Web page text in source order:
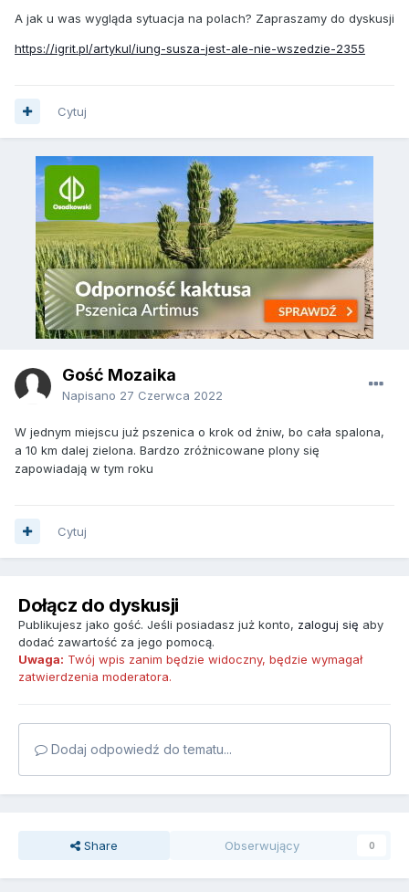
A jak u was wygląda sytuacja na polach? Zapraszamy do dyskusji
https://igrit.pl/artykul/iung-susza-jest-ale-nie-wszedzie-2355
Cytuj
Gość Mozaika
Napisano 27 Czerwca 2022
W jednym miejscu już pszenica o krok od żniw, bo cała spalona,
a 10 km dalej zielona. Bardzo zróżnicowane plony się
zapowiadają w tym roku
Cytuj
Dołącz do dyskusji
Publikujesz jako gość. Jeśli posiadasz już konto, zaloguj się aby
dodać zawartość za jego pomocą.
Uwaga: Twój wpis zanim będzie widoczny, będzie wymagał
zatwierdzenia moderatora.
Dodaj odpowiedź do tematu...
Share Obserwujący 0